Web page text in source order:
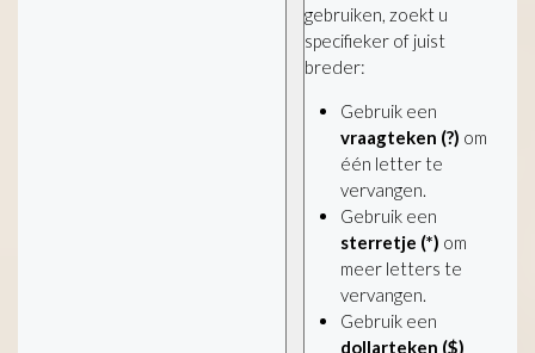
gebruiken, zoekt u
specifieker of juist
breder:
Gebruik een
vraagteken (?) om
één letter te
vervangen.
Gebruik een
sterretje (*) om
meer letters te
vervangen.
Gebruik een
dollarteken ($)